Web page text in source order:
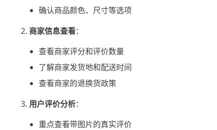
确认商品颜色、尺寸等选项
商家信息查看：
查看商家评分和评价数量
了解商家发货地和配送时间
查看商家的退换货政策
用户评价分析：
重点查看带图片的真实评价